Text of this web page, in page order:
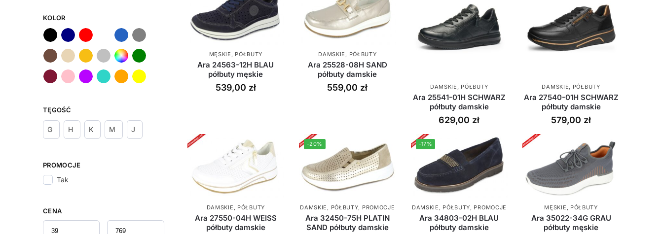
MĘSKIE PÓŁBUTY
Ara 24563-12H BLAU
półbuty męskie
539,00 zł
DAMSKIE PÓŁBUTY
Ara 25528-08H SAND
półbuty damskie
559,00 zł DAMSKIE , PÓŁBUTY
Ara 25541-01H SCHWARZ
półbuty damskie
629,00 zł
DAMSKIE, PÓŁBUTY
Ara 27540-01H SCHWARZ
półbuty damskie
579,00 zł
DAMSKIE , PÓŁBUTY
Ara 27550-04H WEISS
półbuty damskie
-20%
DAMSKIE , PÓŁBUTY, PROMOCJE
Ara 32450-75H PLATIN
SAND półbuty damskie
-17%
DAMSKIE , PÓŁBUTY, PROMOCJE
Ara 34803-02H BLAU
półbuty damskie
MĘSKIE , PÓŁBUTY
Ara 35022-34G GRAU
półbuty męskie
KOLOR
TĘGOŚĆ
G H K M J
PROMOCJE
Tak
CENA